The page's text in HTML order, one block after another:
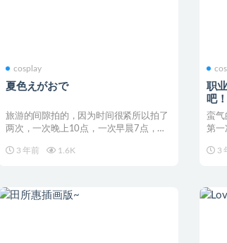
cosplay
夏色えがおで
旅游的间隙拍的，因为时间很紧所以拍了
两次，一次晚上10点，一次早晨7点，时
3 年前
1.6K
职
吧！
蛮气
第一
3